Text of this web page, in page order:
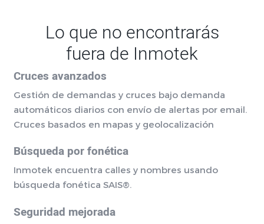
Lo que no encontrarás
fuera de Inmotek
Cruces avanzados
Gestión de demandas y cruces bajo demanda
automáticos diarios con envío de alertas por email.
Cruces basados en mapas y geolocalización
Búsqueda por fonética
Inmotek encuentra calles y nombres usando
búsqueda fonética SAIS®.
Seguridad mejorada